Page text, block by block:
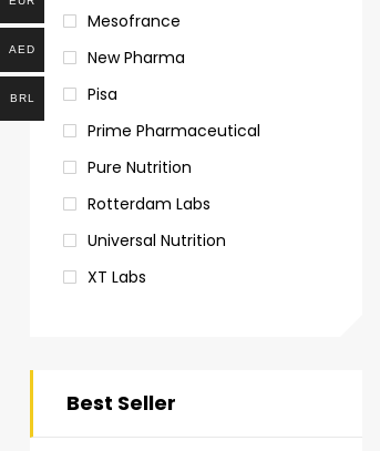
Mesofrance
New Pharma
Pisa
Prime Pharmaceutical
Pure Nutrition
Rotterdam Labs
Universal Nutrition
XT Labs
Best Seller
AED
BRL